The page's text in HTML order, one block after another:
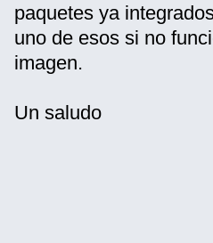
paquetes ya
uno de esos si no
imagen.
Un saludo